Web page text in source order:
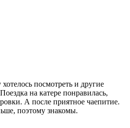
посмотреть и другие
на катере понравилась,
А после приятное чаепитие.
поэтому знакомы.